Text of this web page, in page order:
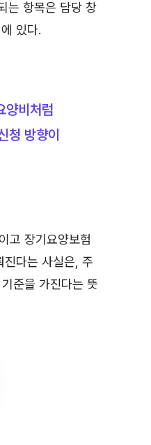
는 항목은 담당 창
있다.
양비처럼
청 방향이
고 장기요양보험
진다는 사실은, 주
준을 가진다는 뜻